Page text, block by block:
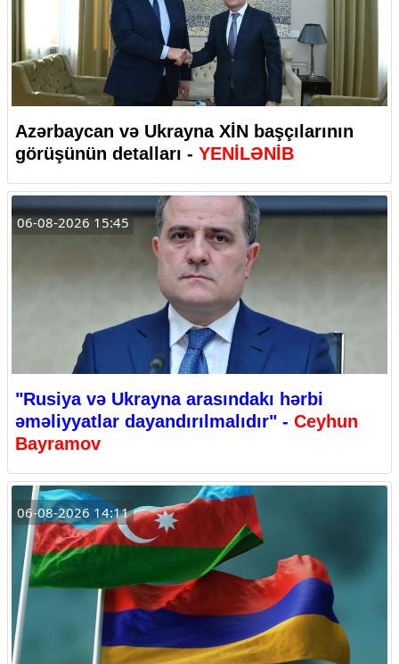
Azərbaycan və Ukrayna XİN başçılarının
görüşünün detalları - YENİLƏNİB
06-08-2026 15:45
"Rusiya və Ukrayna arasındakı hərbi
əməliyyatlar dayandırılmalıdır" - Ceyhun
Bayramov
06-08-2026 14:11